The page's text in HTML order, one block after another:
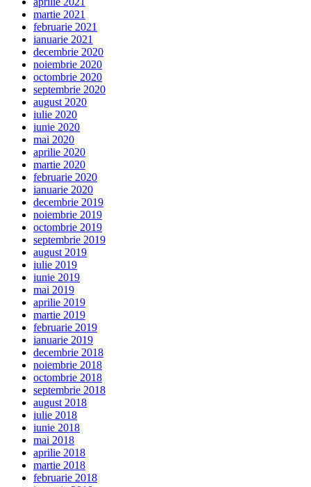
martie 2021
februarie 2021
ianuarie 2021
decembrie 2020
noiembrie 2020
octombrie 2020
septembrie 2020
august 2020
iulie 2020
iunie 2020
mai 2020
aprilie 2020
martie 2020
februarie 2020
ianuarie 2020
decembrie 2019
noiembrie 2019
octombrie 2019
septembrie 2019
august 2019
iulie 2019
iunie 2019
mai 2019
aprilie 2019
martie 2019
februarie 2019
ianuarie 2019
decembrie 2018
noiembrie 2018
octombrie 2018
septembrie 2018
august 2018
iulie 2018
iunie 2018
mai 2018
aprilie 2018
martie 2018
februarie 2018